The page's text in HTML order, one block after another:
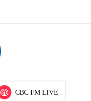
решение
изменились
6 августа 2026
CBC FM LIVE